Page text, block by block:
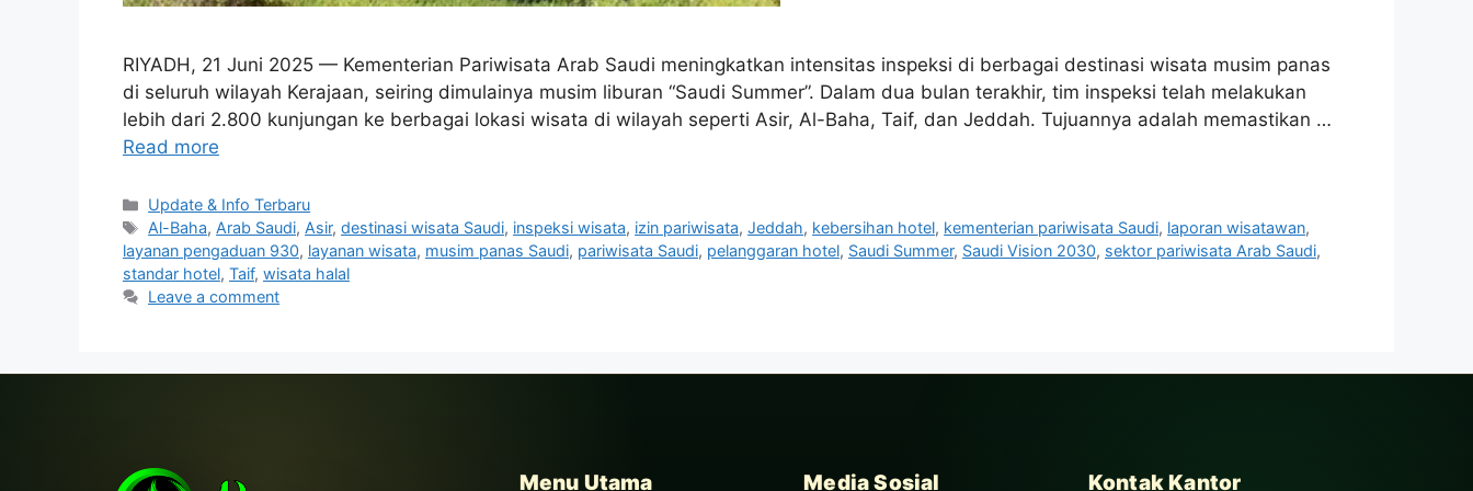
RIYADH, 21 Juni 2025 — Kementerian Pariwisata Arab Saudi meningkatkan intensitas inspeksi di berbagai destinasi wisata musim panas
di seluruh wilayah Kerajaan, seiring dimulainya musim liburan “Saudi Summer”. Dalam dua bulan terakhir, tim inspeksi telah melakukan
lebih dari 2.800 kunjungan ke berbagai lokasi wisata di wilayah seperti Asir, Al-Baha, Taif, dan Jeddah. Tujuannya adalah memastikan …
Read more
Categories
Update & Info Terbaru
Tags
Al-Baha, Arab Saudi, Asir,destinasi wisata Saudi, inspeksi wisata, izin pariwisata,Jeddah, kebersihan hotel, kementerian pariwisata Saudi, laporan wisatawan,
layanan pengaduan 930, layanan wisata, musim panas Saudi, pariwisata Saudi, pelanggaran hotel, Saudi Summer, Saudi Vision 2030, sektor pariwisata Arab Saudi,
standar hotel, Taif, wisata halal
Leave a comment
Menu Utama Media Sosial Kontak Kantor